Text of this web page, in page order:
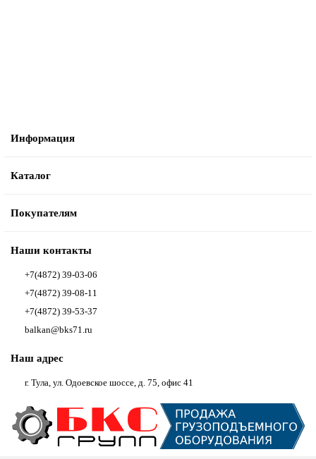
Информация
Каталог
Покупателям
Наши контакты
+7(4872) 39-03-06
+7(4872) 39-08-11
+7(4872) 39-53-37
balkan@bks71.ru
Наш адрес
г. Тула, ул. Одоевское шоссе, д. 75, офис 41